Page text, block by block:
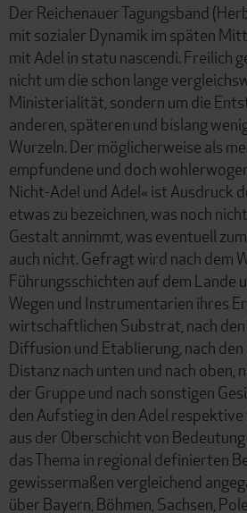
Der Reichenauer Tagungsband
mit sozialer Dynamik im späten
mit Adel in statu nascendi. Freilich
nicht um die schon lange
Ministerialität, sondern um die
anderen, späteren und bislang
Wurzeln. Der möglicherweise als
empfundene und doch
Nicht-Adel und Adel« ist Ausdruck
etwas zu bezeichnen, was noch
Gestalt annimmt, was eventuell
auch nicht. Gefragt wird nach dem
Führungsschichten auf dem Lande
Wegen und Instrumentarien ihres
wirtschaftlichen Substrat, nach
Diffusion und Etablierung, nach
Distanz nach unten und nach oben,
der Gruppe und nach sonstigen
den Aufstieg in den Adel
aus der Oberschicht von
das Thema in regional definierten
gewissermaßen vergleichend
über Bayern, Böhmen, Sachsen,